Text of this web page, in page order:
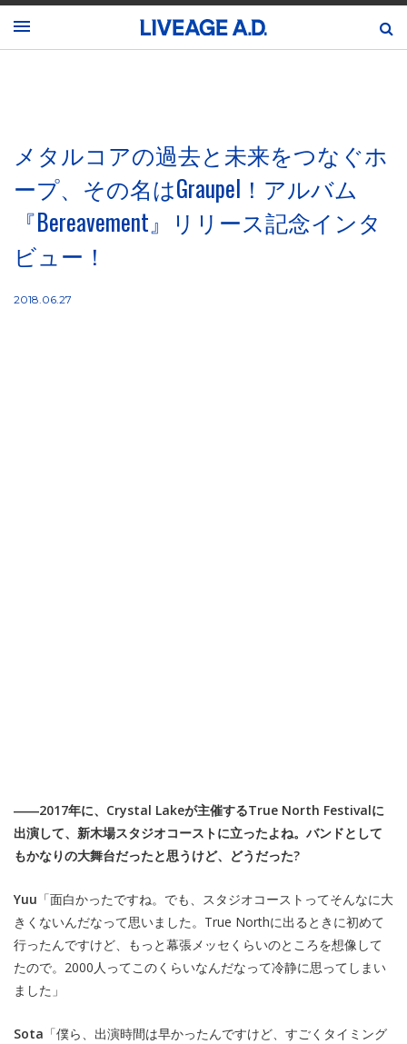
メタルコアの過去と未来をつなぐホ
ープ、その名はGraupel！アルバム
『Bereavement』リリース記念インタ
ビュー！
2018.06.27
――2017年に、Crystal Lakeが主催するTrue North Festivalに
出演して、新木場スタジオコーストに立ったよね。バンドとして
もかなりの大舞台だったと思うけど、どうだった?
Yuu 「面白かったですね。でも、スタジオコーストってそんなに大
きくないんだなって思いました。True Northに出るときに初めて
行ったんですけど、もっと幕張メッセくらいのところを想像して
たので。2000人ってこのくらいなんだなって冷静に思ってしまい
ました」
Sota 「僕ら、出演時間は早かったんですけど、すごくタイミング